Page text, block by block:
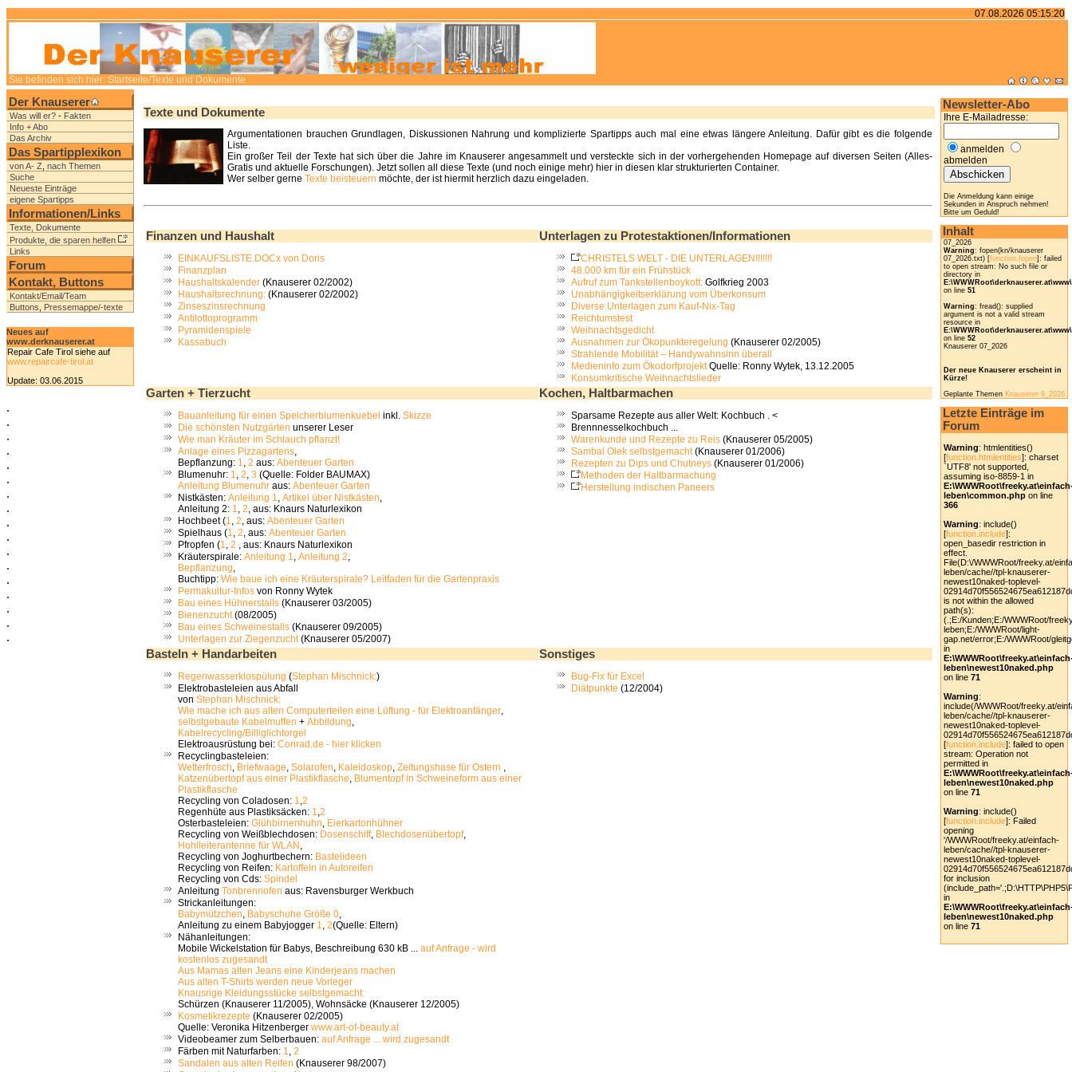
07.08.2026 05:15:20
Sie befinden sich hier: Startseite/Texte und Dokumente
Der Knauserer
Was will er? - Fakten
Info + Abo
Das Archiv
Das Spartipplexikon
von A- Z nach Themen
Suche
Neueste Einträge
eigene Spartipps
Informationen/Links
Texte, Dokumente
Produkte, die sparen helfen
Links
Forum
Kontakt, Buttons
Kontakt/Email/Team
Buttons
Pressemappe/-texte
Neues auf
www.derknauserer.at
Repair Cafe Tirol siehe auf
www.repaircafe-tirol.at
Update: 03.06.2015
.
.
.
.
.
.
.
.
.
.
.
.
.
.
.
.
.
Texte und Dokumente
Argumentationen brauchen Grundlagen, Diskussionen Nahrung und komplizierte Spartipps auch mal eine etwas längere Anleitung. Dafür gibt es die folgende
Liste.
Ein großer Teil der Texte hat sich über die Jahre im Knauserer angesammelt und versteckte sich in der vorhergehenden Homepage auf diversen Seiten (Alles-
Gratis und aktuelle Forschungen). Jetzt sollen all diese Texte (und noch einige mehr) hier in diesen klar strukturierten Container.
Wer selber gerne Texte beisteuern möchte, der ist hiermit herzlich dazu eingeladen.
Finanzen und Haushalt
EINKAUFSLISTE.DOCx von Doris
Finanzplan
Haushaltskalender (Knauserer 02/2002)
Haushaltsrechnung: (Knauserer 02/2002)
Zinseszinsrechnung
Antilottoprogramm
Pyramidenspiele
Kassabuch
Unterlagen zu Protestaktionen/Informationen
CHRISTELS WELT - DIE UNTERLAGEN!!!!!!!
48.000 km für ein Frühstück
Aufruf zum Tankstellenboykott: Golfkrieg 2003
Unabhängigkeitserklärung vom Überkonsum
Diverse Unterlagen zum Kauf-Nix-Tag
Reichtumstest
Weihnachtsgedicht
Ausnahmen zur Ökopunkteregelung (Knauserer 02/2005)
Strahlende Mobilität – Handywahnsinn überall
Medieninfo zum ÖkodorfprojektQuelle: Ronny Wytek, 13.12.2005
Konsumkritische Weihnachtslieder
Garten + Tierzucht
Bauanleitung für einen Speicherblumenkuebel inkl. Skizze
Die schönsten Nutzgärten unserer Leser
Wie man Kräuter im Schlauch pflanzt!
Anlage eines Pizzagartens,
Bepflanzung: 1, 2 aus: Abenteuer Garten
Blumenuhr: 1, 2, 3 (Quelle: Folder BAUMAX)
Anleitung Blumenuhr aus: Abenteuer Garten
Nistkästen: Anleitung 1, Artikel über Nistkästen,
Anleitung 2: 1, 2, aus: Knaurs Naturlexikon
Hochbeet (1, 2, aus: Abenteuer Garten
Spielhaus (1, 2, aus: Abenteuer Garten
Pfropfen (1, 2 , aus: Knaurs Naturlexikon
Kräuterspirale: Anleitung 1, Anleitung 2,
Bepflanzung,
Buchtipp: Wie baue ich eine Kräuterspirale? Leitfaden für die Gartenpraxis
Permakultur-Infos von Ronny Wytek
Bau eines Hühnerstalls (Knauserer 03/2005)
Bienenzucht(08/2005)
Bau eines Schweinestalls (Knauserer 09/2005)
Unterlagen zur Ziegenzucht(Knauserer 05/2007)
Kochen, Haltbarmachen
Sparsame Rezepte aus aller Welt: Kochbuch . <
Brennnesselkochbuch ...
Warenkunde und Rezepte zu Reis (Knauserer 05/2005)
Sambal Olek selbstgemacht(Knauserer 01/2006)
Rezepten zu Dips und Chutneys (Knauserer 01/2006)
Methoden der Haltbarmachung
Herstellung indischen Paneers
Basteln + Handarbeiten
Regenwasserklospülung (Stephan Mischnick:)
Elektrobasteleien aus Abfall
von Stephan Mischnick:
Wie mache ich aus alten Computerteilen eine Lüftung - für Elektroanfänger,
selbstgebaute Kabelmuffen + Abbildung,
Kabelrecycling/Billiglichtorgel
Elektroausrüstung bei: Conrad.de - hier klicken
Recyclingbasteleien:
Wetterfrosch, Briefwaage, Solarofen, Kaleidoskop, Zeitungshase für Ostern ,
Katzenübertopf aus einer Plastikflasche, Blumentopf in Schweineform aus einer
Plastikflasche
Recycling von Coladosen: 1,2
Regenhüte aus Plastiksäcken: 1,2
Osterbasteleien: Glühbirnenhuhn, Eierkartonhühner
Recycling von Weißblechdosen: Dosenschiff, Blechdosenübertopf,
Hohlleiterantenne für WLAN,
Recycling von Joghurtbechern: Bastelideen
Recycling von Reifen: Kartoffeln in Autoreifen
Recycling von Cds: Spindel
Anleitung Tonbrennofen aus: Ravensburger Werkbuch
Strickanleitungen:
Babymützchen, Babyschuhe Größe 0,
Anleitung zu einem Babyjogger 1, 2(Quelle: Eltern)
Nähanleitungen:
Mobile Wickelstation für Babys, Beschreibung 630 kB ... auf Anfrage - wird
kostenlos zugesandt
Aus Mamas alten Jeans eine Kinderjeans machen
Aus alten T-Shirts werden neue Vorleger
Knausrige Kleidungsstücke selbstgemacht:
Schürzen (Knauserer 11/2005), Wohnsäcke (Knauserer 12/2005)
Kosmetikrezepte (Knauserer 02/2005)
Quelle: Veronika Hitzenberger www.art-of-beauty.at
Videobeamer zum Selberbauen: auf Anfrage ... wird zugesandt
Färben mit Naturfarben: 1, 2
Sandalen aus alten Reifen (Knauserer 98/2007)
Sonstiges
Bug-Fix für Excel
Diätpunkte (12/2004)
Newsletter-Abo
Ihre E-Mailadresse:
anmelden
abmelden
Die Anmeldung kann einige
Sekunden in Anspruch nehmen!
Bitte um Geduld!
Inhalt
07_2026
Warning: fopen(kn/knauserer
07_2026.txt) [function.fopen]: failed
to open stream: No such file or
directory in
on line 51
Warning: fread(): supplied
argument is not a valid stream
resource in
on line 52
Knauserer 07_2026
Der neue Knauserer erscheint in
Kürze!
Geplante Themen Knauserer 9_2026
Letzte Einträge im
Forum
Warning: htmlentities()
[function.htmlentities]: charset
`UTF8' not supported,
assuming iso-8859-1 in
leben\common.php on line
366
Warning: include()
[function.include]:
open_basedir restriction in
effect.
File(D:\/WWWRoot/freeky.at/
leben/cache//tpl-knauserer-
newest10naked-toplevel-
is not within the allowed
path(s):
(.;E:/Kunden;E:/WWWRoot/
leben;E:/WWWRoot/light-
gap.net/error;E:/WWWRoot/
in
leben\newest10naked.php
on line 71
Warning:
include(/WWWRoot/freeky.at/
leben/cache//tpl-knauserer-
newest10naked-toplevel-
[function.include]: failed to open
stream: Operation not
permitted in
leben\newest10naked.php
on line 71
Warning: include()
[function.include]: Failed
opening
'/WWWRoot/freeky.at/einfach-
leben/cache//tpl-knauserer-
newest10naked-toplevel-
for inclusion
in
leben\newest10naked.php
on line 71